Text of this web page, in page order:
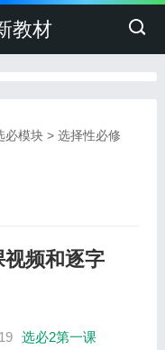
教材
必模块> 选择性必修
频和逐字
选必2第一课